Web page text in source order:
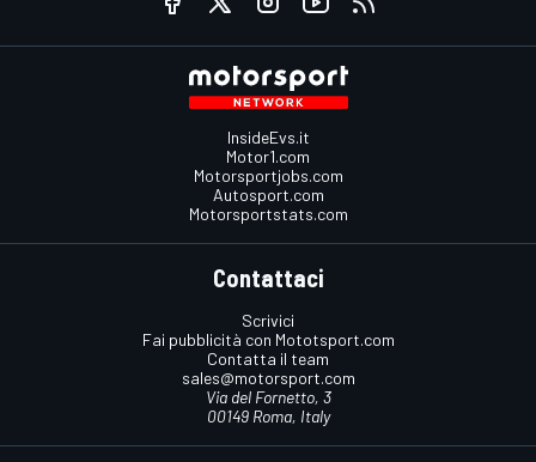
InsideEvs.it
Motor1.com
Motorsportjobs.com
Autosport.com
Motorsportstats.com
Contattaci
Scrivici
Fai pubblicità con Mototsport.com
Contatta il team
sales@motorsport.com
Via del Fornetto, 3
00149 Roma, Italy